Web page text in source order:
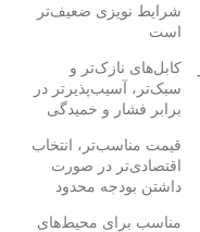
شرایط نویزی ضعیف‌تر
است
کابل‌های نازک‌تر و
سبک‌تر، آسیب‌پذیرتر در
برابر فشار و خمیدگی
قیمت مناسب‌تر، انتخاب
اقتصادی‌تر در صورت
داشتن بودجه محدود
مناسب برای محیط‌های